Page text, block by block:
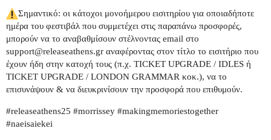
Σημαντικό: οι κάτοχοι μονοήμερου εισιτηρίου για οποιαδήποτε
ημέρα του φεστιβάλ που συμμετέχει στις παραπάνω προσφορές,
μπορούν να το αναβαθμίσουν στέλνοντας email στο
support@releaseathens.gr αναφέροντας στον τίτλο το εισιτήριο που
έχουν ήδη στην κατοχή τους (π.χ. TICKET UPGRADE / IDLES ή
TICKET UPGRADE / LONDON GRAMMAR κοκ.), να το
επισυνάψουν & να διευκρινίσουν την προσφορά που επιθυμούν.
#releaseathens25 #morrissey #makingmemoriestogether
#naeisaiekei